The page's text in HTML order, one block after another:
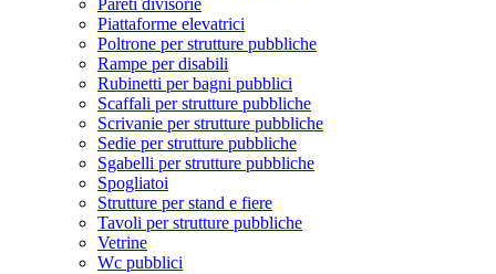
Pareti divisorie
Piattaforme elevatrici
Poltrone per strutture pubbliche
Rampe per disabili
Rubinetti per bagni pubblici
Scaffali per strutture pubbliche
Scrivanie per strutture pubbliche
Sedie per strutture pubbliche
Sgabelli per strutture pubbliche
Spogliatoi
Strutture per stand e fiere
Tavoli per strutture pubbliche
Vetrine
Wc pubblici